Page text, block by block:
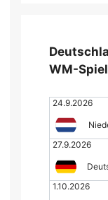
WM-
24.9.2026
27.9.2026
1.10.2026